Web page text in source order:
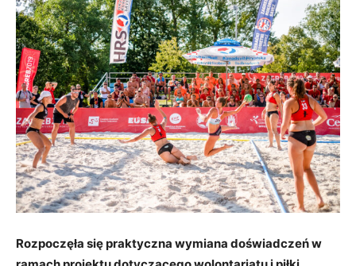
Rozpoczęła się praktyczna wymiana doświadczeń w